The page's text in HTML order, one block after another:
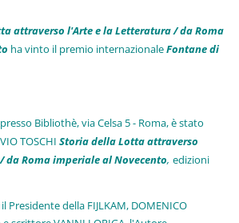
attraverso l'Arte e la Letteratura / da Roma
ha vinto il premio internazionaleFontane di
Bibliothè, via Celsa 5 - Roma, è stato
TOSCHIStoria della Lotta attraverso
da Roma imperiale al Novecento, edizioni
Presidente della FIJLKAM, DOMENICO